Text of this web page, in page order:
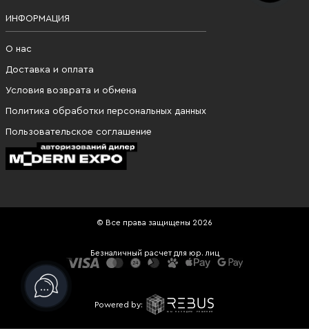
ИНФОРМАЦИЯ
О нас
Доставка и оплата
Условия возврата и обмена
Политика обработки персональных данных
Пользовательское соглашение
© Все права защищены 2026
Безналичный расчет для юр. лиц
Powered by: